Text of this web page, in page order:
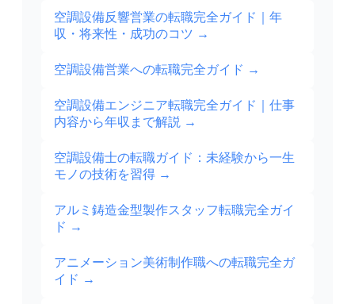
空調設備反響営業の転職完全ガイド｜年
収・将来性・成功のコツ →
空調設備営業への転職完全ガイド →
空調設備エンジニア転職完全ガイド｜仕事
内容から年収まで解説 →
空調設備士の転職ガイド：未経験から一生
モノの技術を習得 →
アルミ鋳造金型製作スタッフ転職完全ガイ
ド →
アニメーション美術制作職への転職完全ガ
イド →